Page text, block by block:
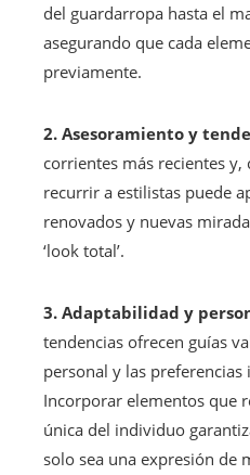
del guardarropa hasta el
asegurando que cada
previamente.
2. Asesoramiento y
corrientes más recientes y,
recurrir a estilistas puede
renovados y nuevas
‘look total’.
3. Adaptabilidad y
tendencias ofrecen guías
personal y las
Incorporar elementos que
única del individuo
solo sea una expresión de